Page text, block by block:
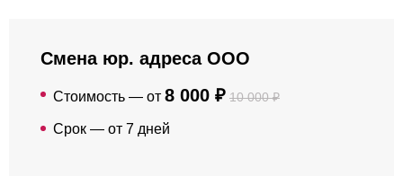
Смена юр. адреса ООО
Стоимость — от 8 000 ₽ 10 000 ₽
Срок — от 7 дней